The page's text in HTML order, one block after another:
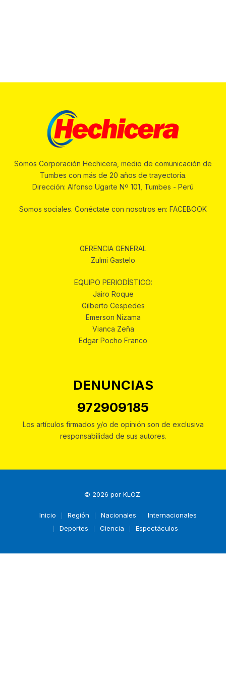
Somos Corporación Hechicera, medio de comunicación de
Tumbes con más de 20 años de trayectoria.
Dirección: Alfonso Ugarte Nº 101, Tumbes - Perú
Somos sociales. Conéctate con nosotros en: FACEBOOK
GERENCIA GENERAL
Zulmi Gastelo
EQUIPO PERIODÍSTICO:
Jairo Roque
Gilberto Cespedes
Emerson Nizama
Vianca Zeña
Edgar Pocho Franco
DENUNCIAS
972909185
Los artículos firmados y/o de opinión son de exclusiva
responsabilidad de sus autores.
© 2026 por KLOZ.
Inicio Región Nacionales
Internacionales
Deportes
Ciencia Espectáculos